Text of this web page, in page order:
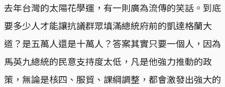
去年台灣的太陽花學運，有一則廣為流傳的笑話。到底
要多少人才能讓抗議群眾填滿總統府前的凱達格蘭大
道？是五萬人還是十萬人？答案其實只要一個人，因為
馬英九總統的民意支持度太低，凡是他強力推動的政
策，無論是核四、服貿、課綱調整，都會激發出強大的